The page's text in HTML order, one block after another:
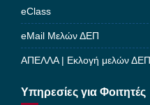
eClass
eMail Μελών ΔΕΠ
ΑΠΕΛΛΑ | Εκλογή μελών ΔΕΠ
Υπηρεσίες για Φοιτητές